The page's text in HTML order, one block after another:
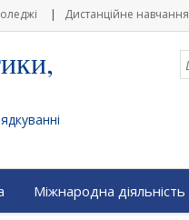
Дистанційне навчання
Міжнародна діяльність